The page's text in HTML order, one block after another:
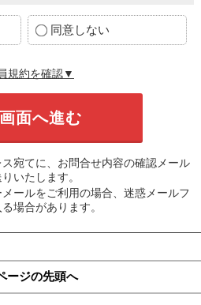
同意しない
規約を確認▼
宛てに、お問合せ内容の確認メール
いたします。
ールをご利用の場合、迷惑メールフ
場合があります。
ージの先頭へ